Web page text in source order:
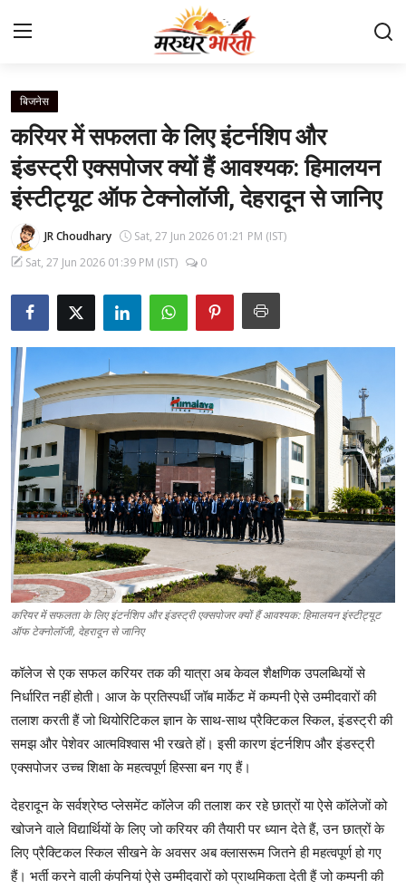
Home
संपर्क करें
हमारे बारे में
देश
राजस्थान
मनोरंजन
टेक
ऑटो
लाइफस्टाइल
खेल
विशेष
बिजनेस
करियर में सफलता के लिए इंटर्नशिप और
इंडस्ट्री एक्सपोजर क्यों हैं आवश्यक: हिमालयन
इंस्टीट्यूट ऑफ टेक्नोलॉजी, देहरादून से जानिए
JR Choudhary
Sat, 27 Jun 2026 01:21 PM (IST)
Sat, 27 Jun 2026 01:39 PM (IST)
0
करियर में सफलता के लिए इंटर्नशिप और इंडस्ट्री एक्सपोजर क्यों हैं आवश्यक: हिमालयन इंस्टीट्यूट
ऑफ टेक्नोलॉजी, देहरादून से जानिए
कॉलेज से एक सफल करियर तक की यात्रा अब केवल शैक्षणिक उपलब्धियों से
निर्धारित नहीं होती। आज के प्रतिस्पर्धी जॉब मार्केट में कम्पनी ऐसे उम्मीदवारों की
तलाश करती हैं जो थियोरिटिकल ज्ञान के साथ-साथ प्रैक्टिकल स्किल, इंडस्ट्री की
समझ और पेशेवर आत्मविश्वास भी रखते हों। इसी कारण इंटर्नशिप और इंडस्ट्री
एक्सपोजर उच्च शिक्षा के महत्वपूर्ण हिस्सा बन गए हैं।
देहरादून के सर्वश्रेष्ठ प्लेसमेंट कॉलेज की तलाश कर रहे छात्रों या ऐसे कॉलेजों को
खोजने वाले विद्यार्थियों के लिए जो करियर की तैयारी पर ध्यान देते हैं, उन छात्रों के
लिए प्रैक्टिकल स्किल सीखने के अवसर अब क्लासरूम जितने ही महत्वपूर्ण हो गए
हैं। भर्ती करने वाली कंपनियां ऐसे उम्मीदवारों को प्राथमिकता देती हैं जो कम्पनी की